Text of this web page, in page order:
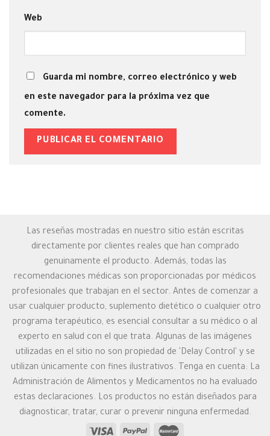
Web
Guarda mi nombre, correo electrónico y web
en este navegador para la próxima vez que
comente.
Las reseñas mostradas en nuestro sitio están escritas
directamente por clientes reales que han comprado
genuinamente el producto. Además, todas las
recomendaciones médicas son proporcionadas por médicos
profesionales que trabajan en el sector. Antes de comenzar a
usar cualquier producto, suplemento dietético o cualquier otro
programa terapéutico, es esencial consultar a su médico o al
experto en salud con el que trata. Algunas de las imágenes
utilizadas en el sitio no son propiedad de 'Delay Control' y se
utilizan únicamente con fines ilustrativos. Tenga en cuenta: La
Administración de Alimentos y Medicamentos no ha evaluado
estas declaraciones. Los productos no están diseñados para
diagnosticar, tratar, curar o prevenir ninguna enfermedad.